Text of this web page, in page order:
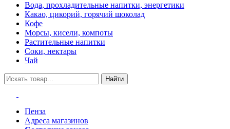
Вода, прохладительные напитки, энергетики
Какао, цикорий, горячий шоколад
Кофе
Морсы, кисели, компоты
Растительные напитки
Соки, нектары
Чай
Найти
Пенза
Адреса магазинов